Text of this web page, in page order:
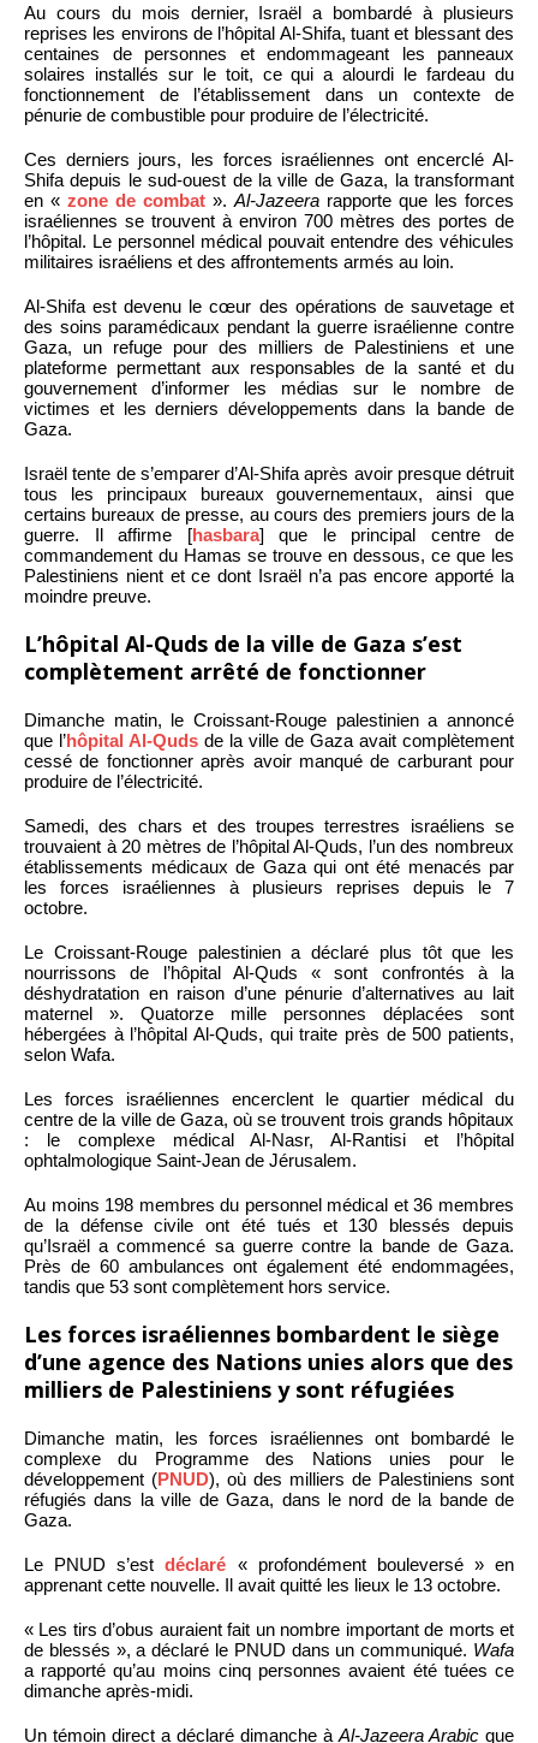
Au cours du mois dernier, Israël a bombardé à plusieurs
reprises les environs de l’hôpital Al-Shifa, tuant et blessant des
centaines de personnes et endommageant les panneaux
solaires installés sur le toit, ce qui a alourdi le fardeau du
fonctionnement de l’établissement dans un contexte de
pénurie de combustible pour produire de l’électricité.
Ces derniers jours, les forces israéliennes ont encerclé Al-
Shifa depuis le sud-ouest de la ville de Gaza, la transformant
en « zone de combat ». Al-Jazeera rapporte que les forces
israéliennes se trouvent à environ 700 mètres des portes de
l’hôpital. Le personnel médical pouvait entendre des véhicules
militaires israéliens et des affrontements armés au loin.
Al-Shifa est devenu le cœur des opérations de sauvetage et
des soins paramédicaux pendant la guerre israélienne contre
Gaza, un refuge pour des milliers de Palestiniens et une
plateforme permettant aux responsables de la santé et du
gouvernement d’informer les médias sur le nombre de
victimes et les derniers développements dans la bande de
Gaza.
Israël tente de s’emparer d’Al-Shifa après avoir presque détruit
tous les principaux bureaux gouvernementaux, ainsi que
certains bureaux de presse, au cours des premiers jours de la
guerre. Il affirme [hasbara] que le principal centre de
commandement du Hamas se trouve en dessous, ce que les
Palestiniens nient et ce dont Israël n’a pas encore apporté la
moindre preuve.
L’hôpital Al-Quds de la ville de Gaza s’est
complètement arrêté de fonctionner
Dimanche matin, le Croissant-Rouge palestinien a annoncé
que l’hôpital Al-Quds de la ville de Gaza avait complètement
cessé de fonctionner après avoir manqué de carburant pour
produire de l’électricité.
Samedi, des chars et des troupes terrestres israéliens se
trouvaient à 20 mètres de l’hôpital Al-Quds, l’un des nombreux
établissements médicaux de Gaza qui ont été menacés par
les forces israéliennes à plusieurs reprises depuis le 7
octobre.
Le Croissant-Rouge palestinien a déclaré plus tôt que les
nourrissons de l’hôpital Al-Quds « sont confrontés à la
déshydratation en raison d’une pénurie d’alternatives au lait
maternel ». Quatorze mille personnes déplacées sont
hébergées à l’hôpital Al-Quds, qui traite près de 500 patients,
selon Wafa.
Les forces israéliennes encerclent le quartier médical du
centre de la ville de Gaza, où se trouvent trois grands hôpitaux
: le complexe médical Al-Nasr, Al-Rantisi et l’hôpital
ophtalmologique Saint-Jean de Jérusalem.
Au moins 198 membres du personnel médical et 36 membres
de la défense civile ont été tués et 130 blessés depuis
qu’Israël a commencé sa guerre contre la bande de Gaza.
Près de 60 ambulances ont également été endommagées,
tandis que 53 sont complètement hors service.
Les forces israéliennes bombardent le siège
d’une agence des Nations unies alors que des
milliers de Palestiniens y sont réfugiées
Dimanche matin, les forces israéliennes ont bombardé le
complexe du Programme des Nations unies pour le
développement (PNUD), où des milliers de Palestiniens sont
réfugiés dans la ville de Gaza, dans le nord de la bande de
Gaza.
Le PNUD s’estdéclaré « profondément bouleversé » en
apprenant cette nouvelle. Il avait quitté les lieux le 13 octobre.
« Les tirs d’obus auraient fait un nombre important de morts et
de blessés », a déclaré le PNUD dans un communiqué. Wafa
a rapporté qu’au moins cinq personnes avaient été tuées ce
dimanche après-midi.
Un témoin direct a déclaré dimanche à Al-Jazeera Arabic que